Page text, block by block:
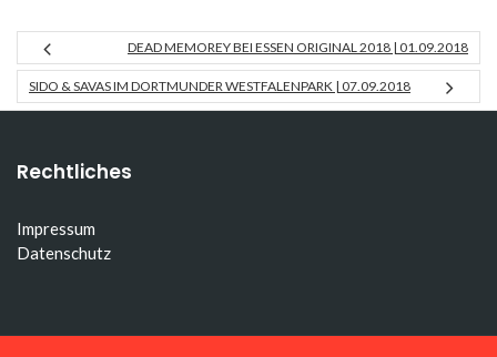
DEAD MEMOREY BEI ESSEN ORIGINAL 2018 | 01.09.2018
SIDO & SAVAS IM DORTMUNDER WESTFALENPARK | 07.09.2018
Rechtliches
Impressum
Datenschutz